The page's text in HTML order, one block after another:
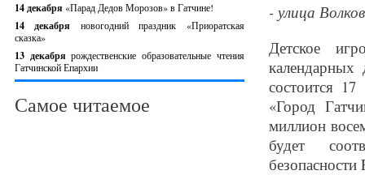
14 декабря «Парад Дедов Морозов» в Гатчине!
14 декабря новогодний праздник «Приоратская
сказка»
13 декабрярождественские образовательные чтения
Гатчинской Епархии
Самое читаемое
- улица
Детское
состоится
«Город
миллион
будет